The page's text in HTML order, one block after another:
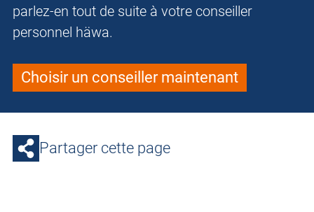
parlez-en tout de suite à votre conseiller
personnel häwa.
Choisir un conseiller maintenant
Partager cette page